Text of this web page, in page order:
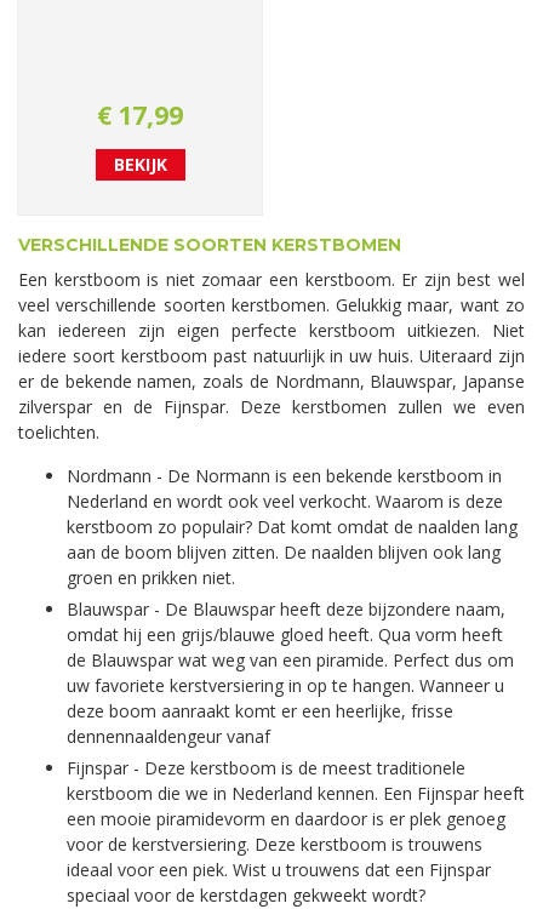
€ 17,99
BEKIJK
VERSCHILLENDE SOORTEN KERSTBOMEN
Een kerstboom is niet zomaar een kerstboom. Er zijn best wel
veel verschillende soorten kerstbomen. Gelukkig maar, want zo
kan iedereen zijn eigen perfecte kerstboom uitkiezen. Niet
iedere soort kerstboom past natuurlijk in uw huis. Uiteraard zijn
er de bekende namen, zoals de Nordmann, Blauwspar, Japanse
zilverspar en de Fijnspar. Deze kerstbomen zullen we even
toelichten.
Nordmann - De Normann is een bekende kerstboom in
Nederland en wordt ook veel verkocht. Waarom is deze
kerstboom zo populair? Dat komt omdat de naalden lang
aan de boom blijven zitten. De naalden blijven ook lang
groen en prikken niet.
Blauwspar - De Blauwspar heeft deze bijzondere naam,
omdat hij een grijs/blauwe gloed heeft. Qua vorm heeft
de Blauwspar wat weg van een piramide. Perfect dus om
uw favoriete kerstversiering in op te hangen. Wanneer u
deze boom aanraakt komt er een heerlijke, frisse
dennennaaldengeur vanaf
Fijnspar - Deze kerstboom is de meest traditionele
kerstboom die we in Nederland kennen. Een Fijnspar heeft
een mooie piramidevorm en daardoor is er plek genoeg
voor de kerstversiering. Deze kerstboom is trouwens
ideaal voor een piek. Wist u trouwens dat een Fijnspar
speciaal voor de kerstdagen gekweekt wordt?